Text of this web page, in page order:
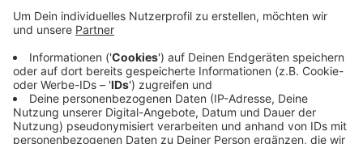
Veröffentlicht:Donnerstag, 17.12.2020 14:33
Anzeige
Ein Termin dafür ist nicht nötig, die Wachen sind rund